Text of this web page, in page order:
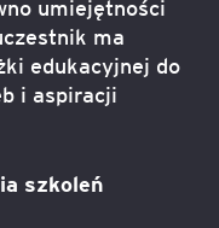
umiejętności
ma
edukacyjnej do
i aspiracji
szkoleń